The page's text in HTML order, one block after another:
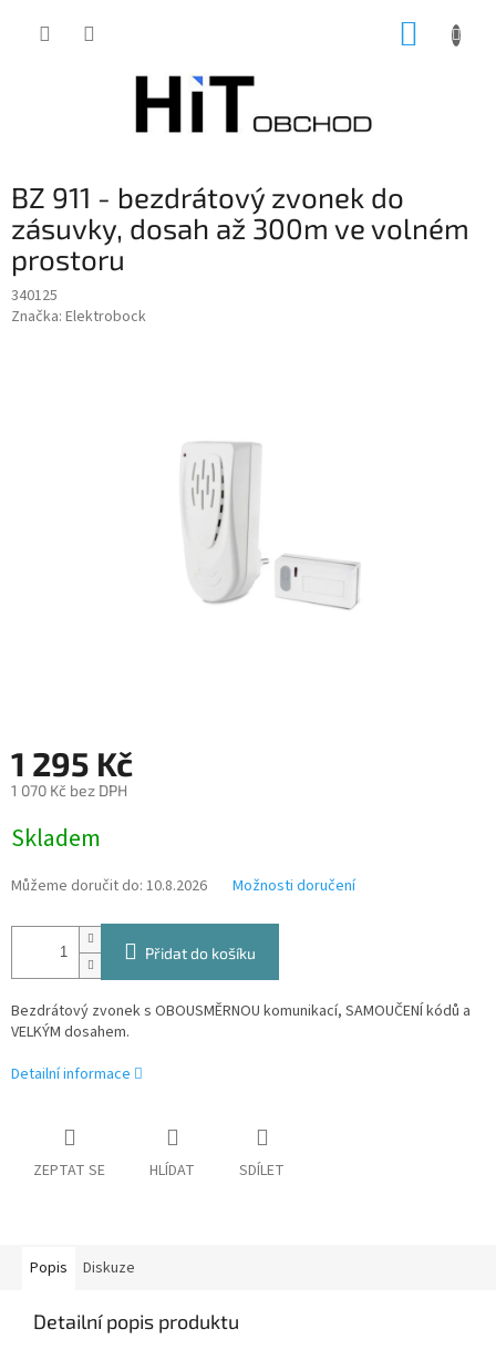
BZ 911 - bezdrátový zvonek do
zásuvky, dosah až 300m ve volném
prostoru
340125
Značka: Elektrobock
1 295 Kč
1 070 Kč bez DPH
cena:
Skladem
Můžeme doručit do: 10.8.2026 Možnosti doručení
Přidat do košíku
Bezdrátový zvonek s OBOUSMĚRNOU komunikací, SAMOUČENÍ kódů a
VELKÝM dosahem.
Detailní informace
ZEPTAT SE HLÍDAT SDÍLET
Popis Diskuze
Detailní popis produktu